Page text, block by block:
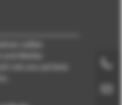
süßen
Werbe-
mit uns auf eine
telefonischen Kontakt